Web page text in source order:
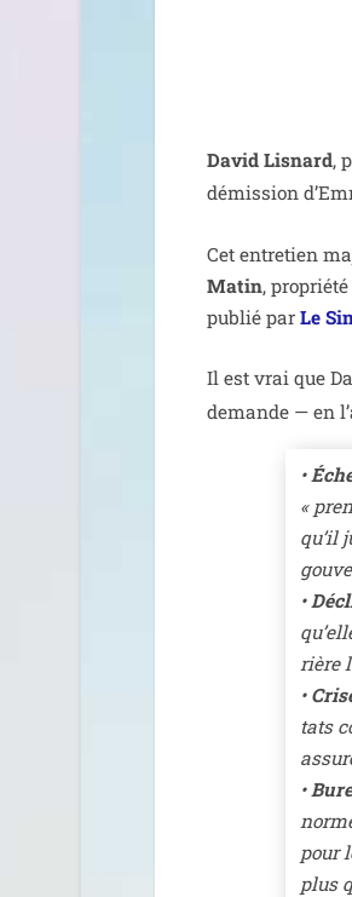
David Lisnard,
démis­sion
Cet entre­tien
Matin,
publié parLe
Il est vrai que
demande — en
•
«
qu’il
•
rière
•
tats
•
pour
plus